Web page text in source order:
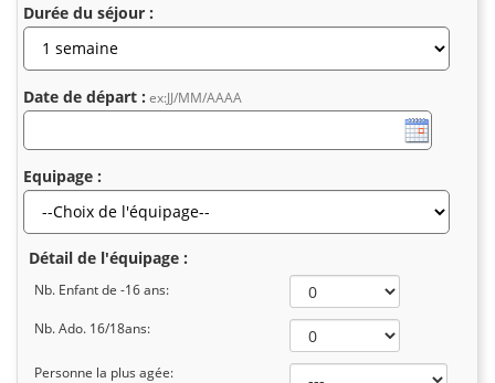
Durée du séjour :
Date de départ : ex:JJ/MM/AAAA
Equipage :
Détail de l'équipage :
Nb. Enfant de -16 ans:
Nb. Ado. 16/18ans:
Personne la plus agée: